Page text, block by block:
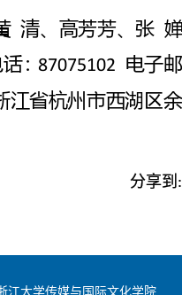
分享到:
江大学传媒与国际文化学院